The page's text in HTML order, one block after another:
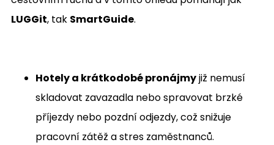
LUGGit, tak SmartGuide.
Hotely a krátkodobé pronájmyjiž nemusí
skladovat zavazadla nebo spravovat brzké
příjezdy nebo pozdní odjezdy, což snižuje
pracovní zátěž a stres zaměstnanců.